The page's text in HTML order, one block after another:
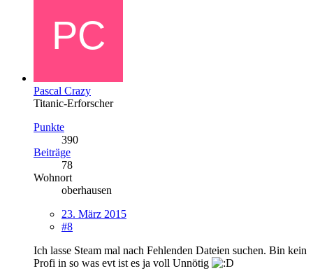
Pascal Crazy
Titanic-Erforscher
Punkte
390
Beiträge
78
Wohnort
oberhausen
23. März 2015
#8
Ich lasse Steam mal nach Fehlenden Dateien suchen. Bin kein
Profi in so was evt ist es ja voll Unnötig